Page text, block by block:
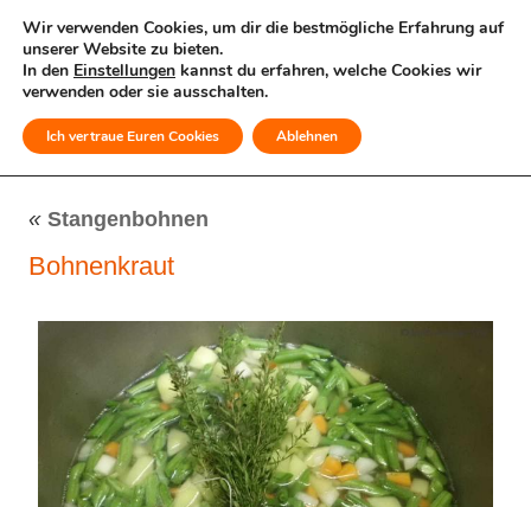
MENÜ
« Stangenbohnen
Bohnenkraut
Wir verwenden Cookies, um dir die bestmögliche Erfahrung auf
unserer Website zu bieten.
In den Einstellungen kannst du erfahren, welche Cookies wir
verwenden oder sie ausschalten.
Ich vertraue Euren Cookies Ablehnen